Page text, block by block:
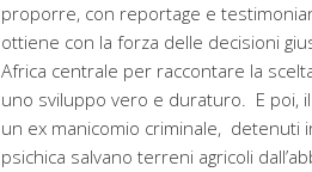
proporre, con reportage e
ottiene con la forza delle decisioni
Africa centrale per raccontare la
uno sviluppo vero e duraturo. E poi,
un ex manicomio criminale, detenuti
psichica salvano terreni agricoli